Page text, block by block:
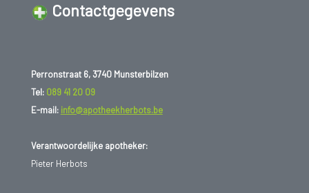
Contactgegevens
Perronstraat 6, 3740 Munsterbilzen
Tel: 089 41 20 09
E-mail: info@apotheekherbots.be
Verantwoordelijke apotheker:
Pieter Herbots